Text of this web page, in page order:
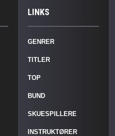
LINKS
GENRER
TITLER
TOP
BUND
SKUESPILLERE
INSTRUKTØRER